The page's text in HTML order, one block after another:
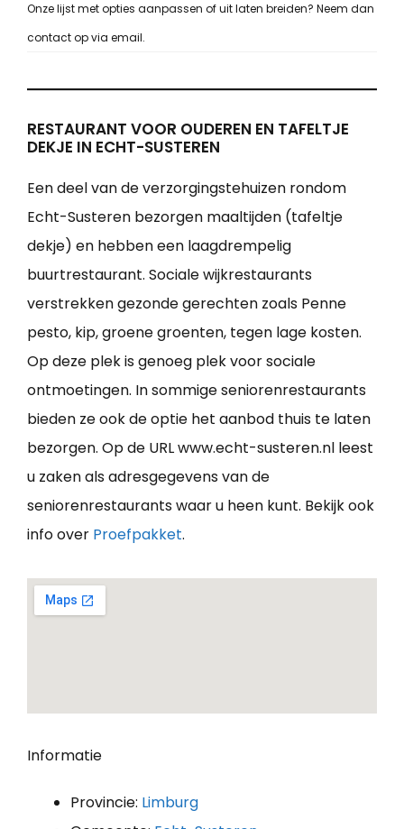
Onze lijst met opties aanpassen of uit laten breiden? Neem dan
contact op via email.
RESTAURANT VOOR OUDEREN EN TAFELTJE
DEKJE IN ECHT-SUSTEREN
Een deel van de verzorgingstehuizen rondom
Echt-Susteren bezorgen maaltijden (tafeltje
dekje) en hebben een laagdrempelig
buurtrestaurant. Sociale wijkrestaurants
verstrekken gezonde gerechten zoals Penne
pesto, kip, groene groenten, tegen lage kosten.
Op deze plek is genoeg plek voor sociale
ontmoetingen. In sommige seniorenrestaurants
bieden ze ook de optie het aanbod thuis te laten
bezorgen. Op de URL www.echt-susteren.nl leest
u zaken als adresgegevens van de
seniorenrestaurants waar u heen kunt. Bekijk ook
info over Proefpakket.
Informatie
Provincie: Limburg